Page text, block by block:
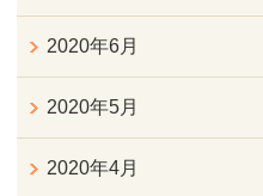
2020年6月
2020年5月
2020年4月